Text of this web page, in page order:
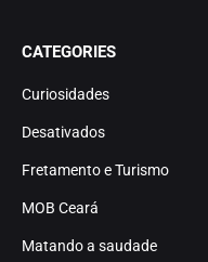
CATEGORIES
Curiosidades
Desativados
Fretamento e Turismo
MOB Ceará
Matando a saudade